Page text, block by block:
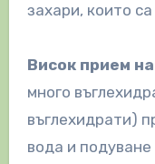
захари, които
Висок прием
много
въглехидрати)
вода и